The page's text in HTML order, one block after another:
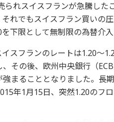
れスイスフランが急騰した
れでもスイスフラン買いの
下限として無制限の為替介
スフランのレートは1.20～
その後、欧州中央銀行（
まることとなりました。長
年1月15日、突然1.20のフ